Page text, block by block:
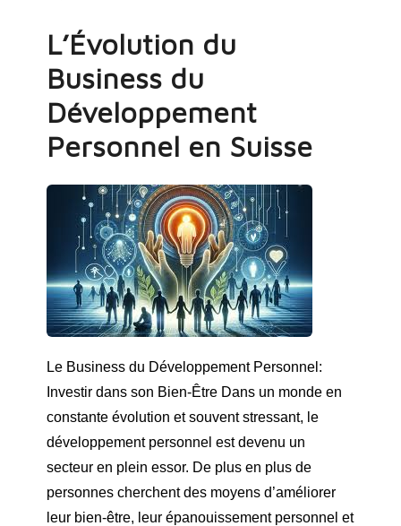
L’Évolution du
Business du
Développement
Personnel en Suisse
Le Business du Développement Personnel:
Investir dans son Bien-Être Dans un monde en
constante évolution et souvent stressant, le
développement personnel est devenu un
secteur en plein essor. De plus en plus de
personnes cherchent des moyens d’améliorer
leur bien-être, leur épanouissement personnel et